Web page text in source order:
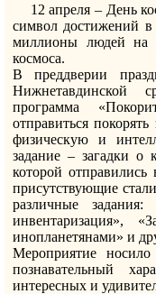
12 апреля – День
символ достижений в
миллионы людей на
космоса.
В преддверии
Нижнетавдинской
программа
отправиться
физическую и
задание – загадки о
которой
присутствующие
различные
инвентаризация»,
инопланетянами» и
Мероприятие
познавательный
интересных и